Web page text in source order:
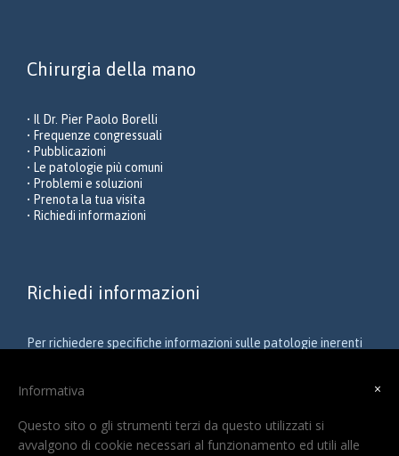
Chirurgia della mano
• Il Dr. Pier Paolo Borelli
• Frequenze congressuali
• Pubblicazioni
• Le patologie più comuni
• Problemi e soluzioni
• Prenota la tua visita
• Richiedi informazioni
Richiedi informazioni
Per richiedere specifiche informazioni sulle patologie inerenti
chirurgiadellamanobrescia@gmail.com
×
Informativa
Questo sito o gli strumenti terzi da questo utilizzati si
avvalgono di cookie necessari al funzionamento ed utili alle